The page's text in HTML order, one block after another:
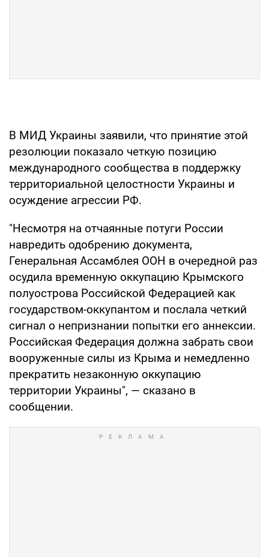
В МИД Украины заявили, что принятие этой
резолюции показало четкую позицию
международного сообщества в поддержку
территориальной целостности Украины и
осуждение агрессии РФ.
"Несмотря на отчаянные потуги России
навредить одобрению документа,
Генеральная Ассамблея ООН в очередной раз
осудила временную оккупацию Крымского
полуострова Российской Федерацией как
государством-оккупантом и послала четкий
сигнал о непризнании попытки его аннексии.
Российская Федерация должна забрать свои
вооруженные силы из Крыма и немедленно
прекратить незаконную оккупацию
территории Украины", — сказано в
сообщении.